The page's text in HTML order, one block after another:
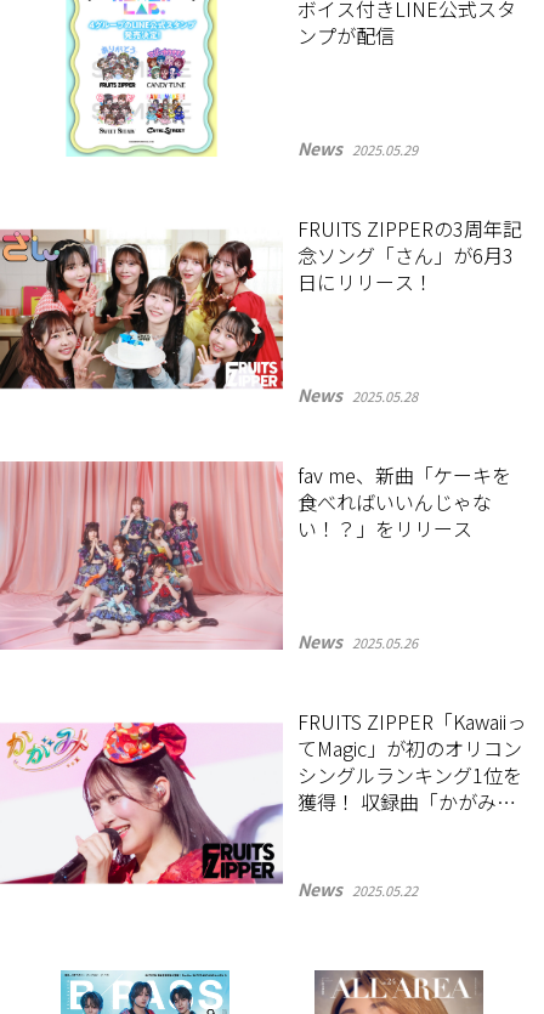
ボイス付きLINE公式スタ
ンプが配信
News 2025.05.29
FRUITS ZIPPERの3周年記
念ソング「さん」が6月3
日にリリース！
News 2025.05.28
fav me、新曲「ケーキを
食べればいいんじゃな
い！？」をリリース
News 2025.05.26
FRUITS ZIPPER「Kawaiiっ
てMagic」が初のオリコン
シングルランキング1位を
獲得！ 収録曲「かがみ」
News 2025.05.22